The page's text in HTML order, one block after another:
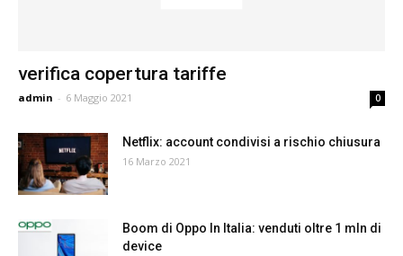
verifica copertura tariffe
admin - 6 Maggio 2021 0
Netflix: account condivisi a rischio chiusura
16 Marzo 2021
Boom di Oppo In Italia: venduti oltre 1 mln di
device